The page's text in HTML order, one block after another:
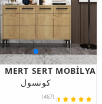
MERT SERT MOBİLYA
كونسول
(467)